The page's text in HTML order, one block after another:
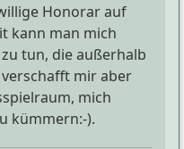
Honorar auf
kann man mich
tun, die außerhalb
mir aber
mich
kümmern:-).